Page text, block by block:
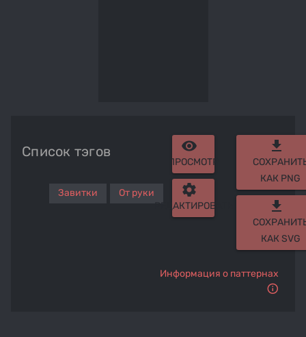
Список тэгов
Завитки От руки
remove_red_eye
ПРОСМОТР
settings
РЕДАКТИРОВАТЬ
get_app
КАК PNG
get_app
КАК SVG
Информация о паттернах